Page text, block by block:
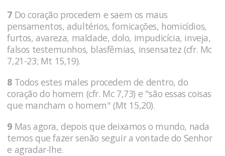
7 Do coração procedem e saem os maus
pensamentos, adultérios, fornicações, homicídios,
furtos, avareza, maldade, dolo, impudicícia, inveja,
falsos testemunhos, blasfêmias, insensatez (cfr. Mc
7,21-23; Mt 15,19).
8 Todos estes males procedem de dentro, do
coração do homem (cfr. Mc 7,73) e "são essas coisas
que mancham o homem" (Mt 15,20).
9 Mas agora, depois que deixamos o mundo, nada
temos que fazer senão seguir a vontade do Senhor
e agradar-lhe.